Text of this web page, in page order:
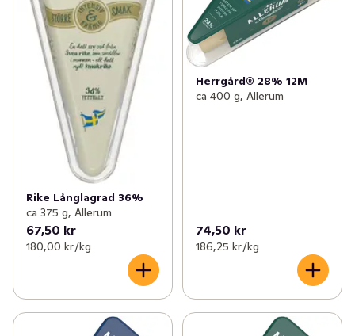
Rike Långlagrad 36%
ca 375 g, Allerum
67,50 kr
180,00 kr /kg
Herrgård® 28% 12M
ca 400 g, Allerum
74,50 kr
186,25 kr /kg